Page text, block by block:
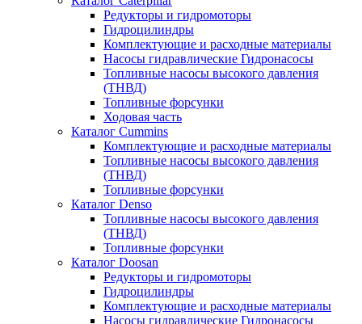
Редукторы и гидромоторы
Гидроцилиндры
Комплектующие и расходные материалы
Насосы гидравлические Гидронасосы
Топливные насосы высокого давления
(ТНВД)
Топливные форсунки
Ходовая часть
Каталог Cummins
Комплектующие и расходные материалы
Топливные насосы высокого давления
(ТНВД)
Топливные форсунки
Каталог Denso
Топливные насосы высокого давления
(ТНВД)
Топливные форсунки
Каталог Doosan
Редукторы и гидромоторы
Гидроцилиндры
Комплектующие и расходные материалы
Насосы гидравлические Гидронасосы